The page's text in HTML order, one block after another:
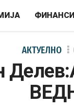
АКТУЕЛНО